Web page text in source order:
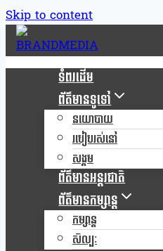
Skip to content
ទំពរដើម
ព័ត៌មានទូទៅ
នយោបាយ
របៀបរស់នៅ
សង្គម
ព័ត៌មានអន្តរជាតិ
ព័ត៌មានកម្សាន្ត
កម្សាន្ត
សិល្បៈ